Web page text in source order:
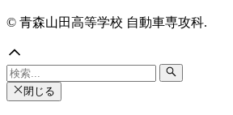
© 青森山田高等学校 自動車専攻科.
閉じる